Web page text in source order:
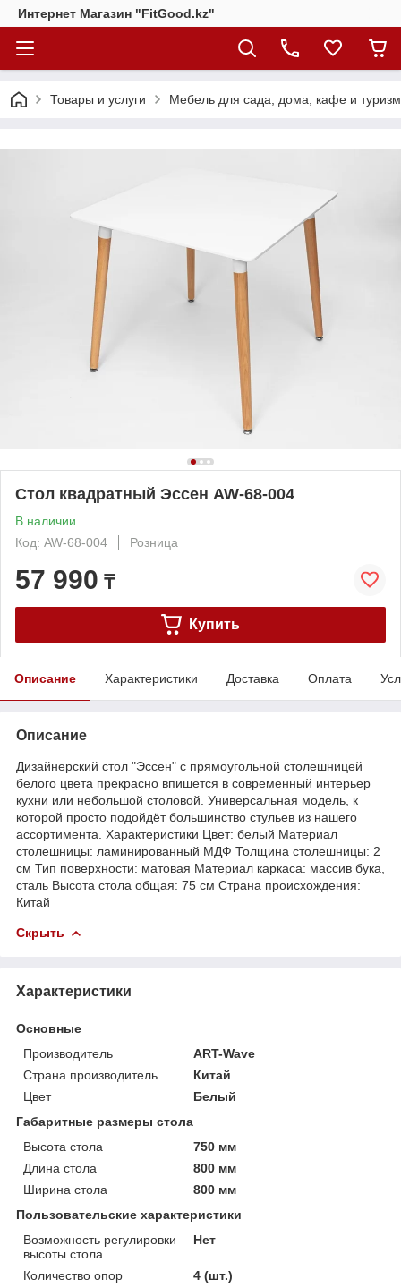
Интернет Магазин "FitGood.kz"
Товары и услуги Мебель для сада, дома, кафе и
Стол квадратный Эссен AW-68-004
В наличии
Код: AW-68-004
Розница
57 990 ₸
Купить
Описание Характеристики Доставка Оплата
Описание
Дизайнерский стол "Эссен" с прямоугольной столешницей
белого цвета прекрасно впишется в современный интерьер
кухни или небольшой столовой. Универсальная модель, к
которой просто подойдёт большинство стульев из нашего
ассортимента. Характеристики Цвет: белый Материал
столешницы: ламинированный МДФ Толщина столешницы: 2
см Тип поверхности: матовая Материал каркаса: массив бука,
сталь Высота стола общая: 75 см Страна происхождения:
Китай
Скрыть
Характеристики
Основные
Производитель
ART-Wave
Страна производитель
Китай
Цвет
Белый
Габаритные размеры стола
Высота стола
750 мм
Длина стола
800 мм
Ширина стола
800 мм
Пользовательские характеристики
Возможность регулировки
высоты стола
Нет
Количество опор
4 (шт.)